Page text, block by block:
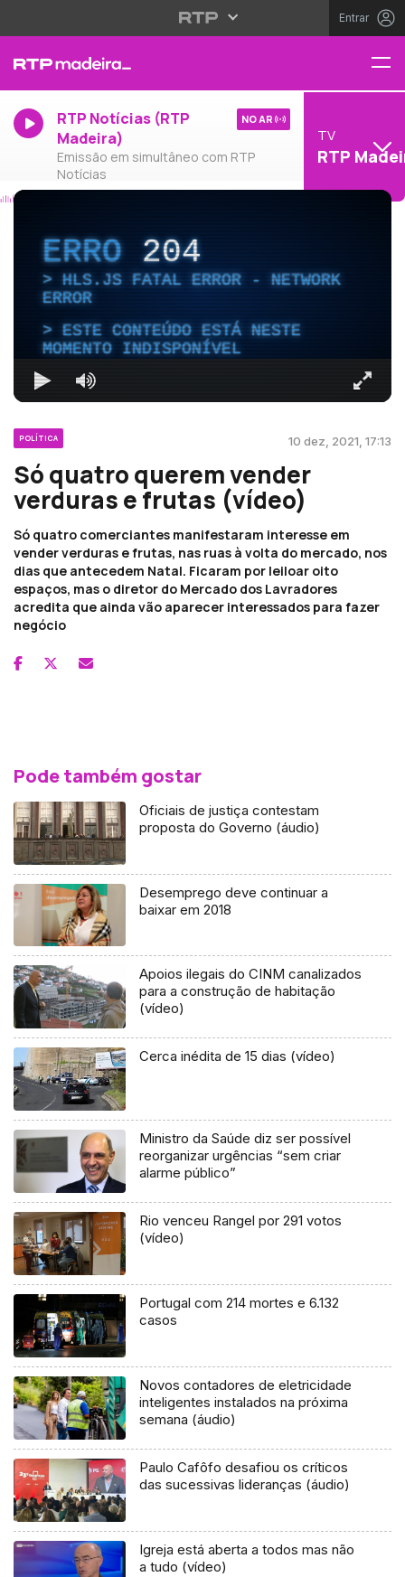
Entrar
RTP Notícias (RTP
Madeira)
Emissão em simultâneo com RTP
Notícias
NO AR
TV
RTP
ERRO204
HLS.JS FATAL ERROR - NETWORK
ERROR
ESTE CONTEÚDO ESTÁ NESTE
MOMENTO INDISPONÍVEL
POLÍTICA 10 dez, 2021, 17:13
Só quatro querem vender
verduras e frutas (vídeo)
Só quatro comerciantes manifestaram interesse em
vender verduras e frutas, nas ruas à volta do mercado, nos
dias que antecedem Natal. Ficaram por leiloar oito
espaços, mas o diretor do Mercado dos Lavradores
acredita que ainda vão aparecer interessados para fazer
negócio
Pode também gostar
Oficiais de justiça contestam
proposta do Governo (áudio)
Desemprego deve continuar a
baixar em 2018
Apoios ilegais do CINM canalizados
para a construção de habitação
(vídeo)
Cerca inédita de 15 dias (vídeo)
Ministro da Saúde diz ser possível
reorganizar urgências “sem criar
alarme público”
Rio venceu Rangel por 291 votos
(vídeo)
Portugal com 214 mortes e 6.132
casos
Novos contadores de eletricidade
inteligentes instalados na próxima
semana (áudio)
Paulo Cafôfo desafiou os críticos
das sucessivas lideranças (áudio)
Igreja está aberta a todos mas não
a tudo (vídeo)